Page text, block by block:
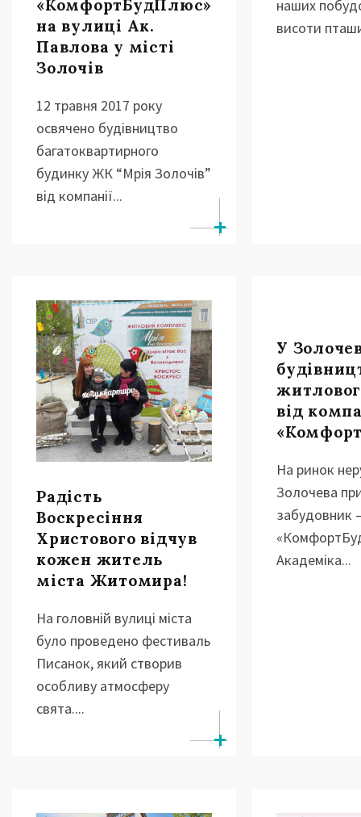
«КомфортБудПлюс»
на вулиці Ак.
Павлова у місті
Золочів
12 травня 2017 року
освячено будівництво
багатоквартирного
будинку ЖК “Мрія Золочів”
від компанії...
наших
висоти
Радість
Воскресіння
Христового відчув
кожен житель
міста Житомира!
На головній вулиці міста
було проведено фестиваль
Писанок, який створив
особливу атмосферу
свята....
У
від
На ринок
Золочева
забудовник
Академіка...